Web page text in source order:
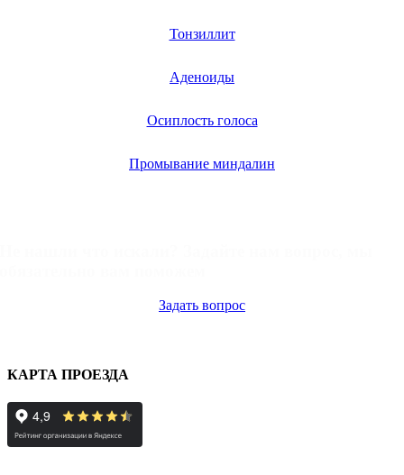
Тонзиллит
Аденоиды
Осиплость голоса
Промывание миндалин
Задать вопрос
КАРТА ПРОЕЗДА